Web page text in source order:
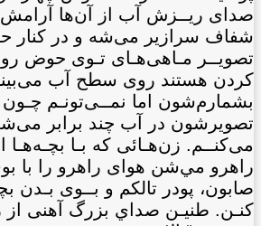
صدای ريــزش آب از آن‌ها
شفاف سرازير می‌شه و در کنار
تصويــر مـاهی‌هـای تـوی حوض
کردن هستند روی سطح آب
بشمارم‌شون اما نمــی‌تونـم
تصويرشون در آب چند برابر
می‌کنــم. زن‌هـائی که بـا بچـه‌هـا
راهرو مي‌شن هوای راهرو را با
صابون، پودر تالكم و بــوی بـدن
کنـن. طنيـن صداي بزرگ آهنی از